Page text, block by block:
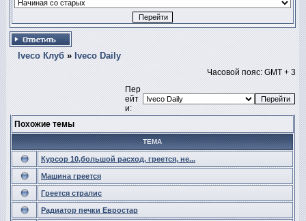
Iveco Клуб » Iveco Daily
Часовой пояс: GMT + 3
Пер
ейт
и:
Похожие темы
ТЕМА
Курсор 10,большой расход, греется, не...
Машина греется
Греется стралис
Радиатор печки Евростар